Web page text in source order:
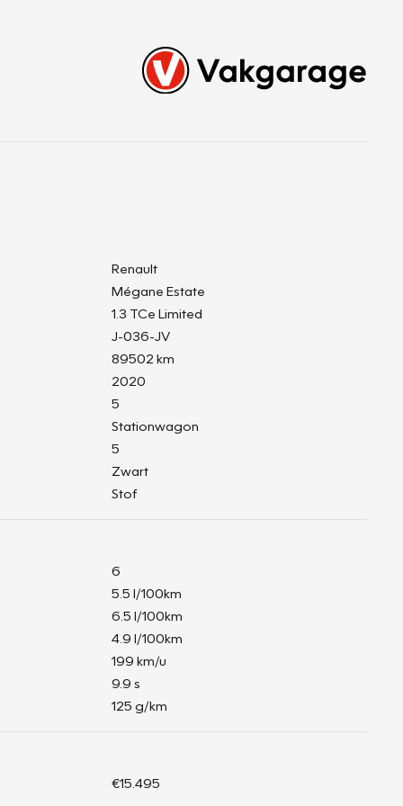
Renault
Mégane Estate
1.3 TCe Limited
J-036-JV
89502 km
2020
5
Stationwagon
5
Zwart
Stof
6
5.5 l/100km
6.5 l/100km
4.9 l/100km
199 km/u
9.9 s
125 g/km
€15.495